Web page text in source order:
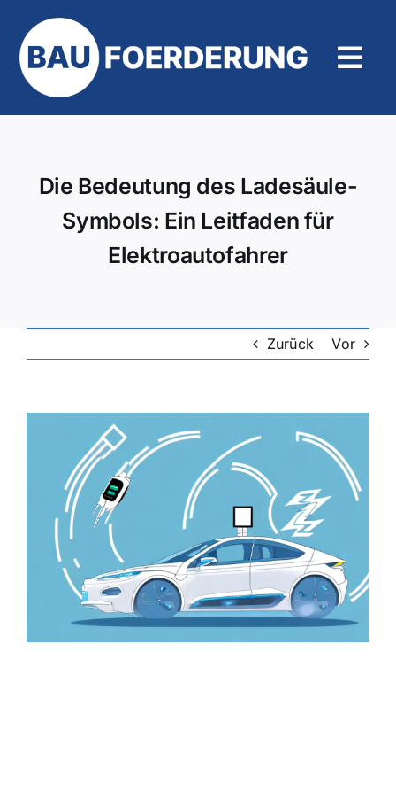
Inhalt
springen
Die Bedeutung des Ladesäule-
Symbols: Ein Leitfaden für
Elektroautofahrer
Zurück Vor
grösseres